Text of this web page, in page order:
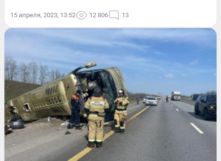
15 апреля, 2023, 13:52 12 806 13